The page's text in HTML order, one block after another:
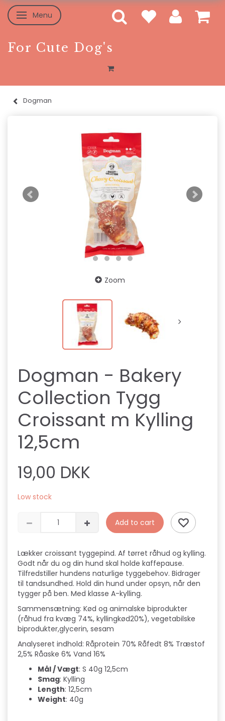
Toggle navigation
Menu
For Cute Dog's
Dogman
Zoom
Dogman - Bakery
Collection Tygg
Croissant m Kylling
12,5cm
19,00 DKK
Low stock
Add to cart
Lækker croissant tyggepind. Af tørret råhud og kylling.
Godt når du og din hund skal holde kaffepause.
Tilfredstiller hundens naturlige tyggebehov. Bidrager
til tandsundhed. Hold din hund under opsyn, når den
tygger på ben. Med klasse A-kylling.
Sammensætning: Kød og animalske biprodukter
(råhud fra kvæg 74%, kyllingkød20%), vegetabilske
biprodukter,glycerin, sesam
Analyseret indhold: Råprotein 70% Råfedt 8% Træstof
2,5% Råaske 6% Vand 16%
Mål / Vægt: S 40g 12,5cm
Smag: Kylling
Length: 12,5cm
Weight: 40g